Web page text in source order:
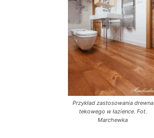
Przykład zastosowania drewna
tekowego w łazience. Fot.
Marchewka